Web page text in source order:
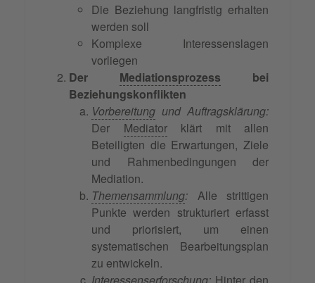
Die Beziehung langfristig erhalten
werden soll
Komplexe Interessenslagen
vorliegen
Der Mediationsprozess bei
Beziehungskonflikten
Vorbereitung und Auftragsklärung:
Der Mediatorklärt mit allen
Beteiligten die Erwartungen, Ziele
und Rahmenbedingungen der
Mediation.
Themensammlung: Alle strittigen
Punkte werden strukturiert erfasst
und priorisiert, um einen
systematischen Bearbeitungsplan
zu entwickeln.